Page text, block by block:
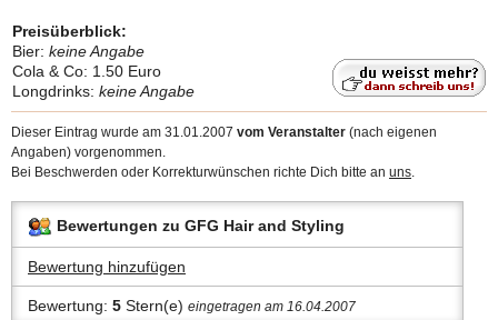
Preisüberblick:
Bier: keine Angabe
Cola & Co: 1.50 Euro
Longdrinks: keine Angabe
Dieser Eintrag wurde am 31.01.2007 vom Veranstalter (nach eigenen
Angaben) vorgenommen.
Bei Beschwerden oder Korrekturwünschen richte Dich bitte an uns.
Bewertungen zu GFG Hair and Styling
Bewertung hinzufügen
Bewertung: 5 Stern(e) eingetragen am 16.04.2007